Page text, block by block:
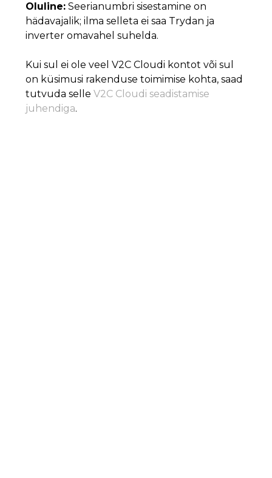
Oluline: Seerianumbri sisestamine on
hädavajalik; ilma selleta ei saa Trydan ja
inverter omavahel suhelda.
Kui sul ei ole veel V2C Cloudi kontot või sul
on küsimusi rakenduse toimimise kohta, saad
tutvuda selle V2C Cloudi seadistamise
juhendiga.